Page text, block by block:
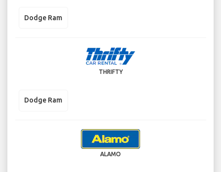
Dodge Ram
THRIFTY
Dodge Ram
ALAMO